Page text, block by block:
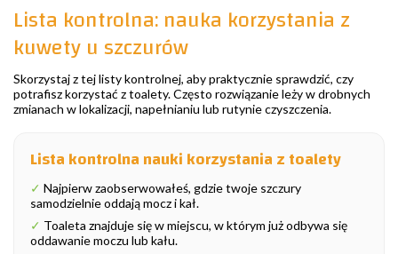
Lista kontrolna: nauka korzystania z
kuwety u szczurów
Skorzystaj z tej listy kontrolnej, aby praktycznie sprawdzić, czy
potrafisz korzystać z toalety. Często rozwiązanie leży w drobnych
zmianach w lokalizacji, napełnianiu lub rutynie czyszczenia.
Lista kontrolna nauki korzystania z toalety
✓ Najpierw zaobserwowałeś, gdzie twoje szczury
samodzielnie oddają mocz i kał.
✓ Toaleta znajduje się w miejscu, w którym już odbywa się
oddawanie moczu lub kału.